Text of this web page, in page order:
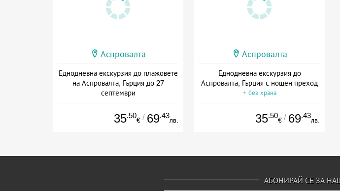
Аспровалта
Еднодневна екскурзия до плажовете
на Аспровалта, Гърция до 27
септември
35.50
€ / 69.43
лв.
Аспровалта
Еднодневна екскурзия до
Аспровалта, Гърция с нощен преход
+ без храна
35.50
€ / 69.43
лв.
АБОНИРАЙ СЕ ЗА